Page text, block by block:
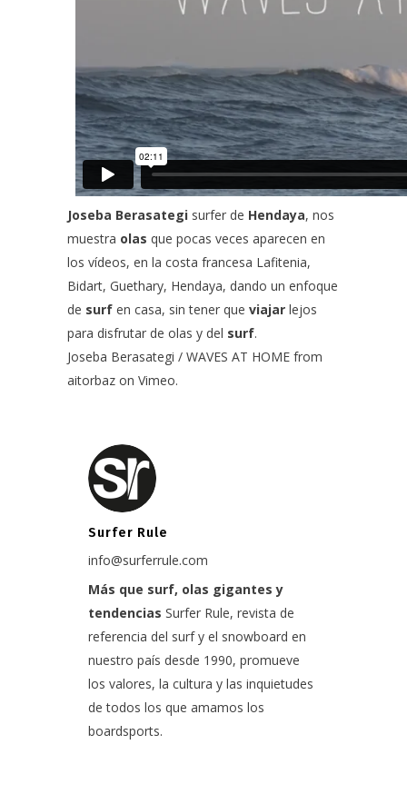
Joseba Berasategi surfer de Hendaya, nos
muestra olas que pocas veces aparecen en
los vídeos, en la costa francesa Lafitenia,
Bidart, Guethary, Hendaya, dando un enfoque
de surf en casa, sin tener que viajar lejos
para disfrutar de olas y del surf.
Joseba Berasategi / WAVES AT HOME from
aitorbaz on Vimeo.
Surfer Rule
info@surferrule.com
Más que surf, olas gigantes y
tendencias Surfer Rule, revista de
referencia del surf y el snowboard en
nuestro país desde 1990, promueve
los valores, la cultura y las inquietudes
de todos los que amamos los
boardsports.